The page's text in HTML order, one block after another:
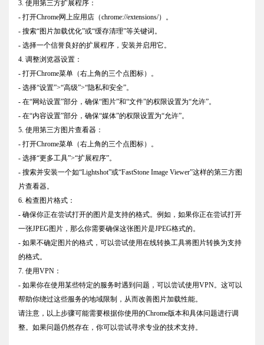
3. 使用第三方扩展程序：
- 打开Chrome网上应用店（chrome://extensions/）。
- 搜索“图片加载优化”或“缓存清理”等关键词。
- 选择一个信誉良好的扩展程序，安装并启用它。
4. 调整浏览器设置：
- 打开Chrome菜单（右上角的三个点图标）。
- 选择“设置”>“高级”>“隐私和安全”。
- 在“网站设置”部分，确保“图片”和“文件”的权限设置为“允许”。
- 在“内容设置”部分，确保“媒体”的权限设置为“允许”。
5. 使用第三方图片查看器：
- 打开Chrome菜单（右上角的三个点图标）。
- 选择“更多工具”>“扩展程序”。
- 搜索并安装一个如“Lightshot”或“FastStone Image Viewer”这样的第三方图
片查看器。
6. 检查图片格式：
- 确保你正在尝试打开的图片是支持的格式。例如，如果你正在尝试打开
一张JPEG图片，那么你需要确保这张图片是JPEG格式的。
- 如果不确定图片的格式，可以尝试使用在线转换工具将图片转换为支持
的格式。
7. 使用VPN：
- 如果你在使用某些特定的服务时遇到问题，可以尝试使用VPN。这可以
帮助你绕过这些服务的地域限制，从而改善图片加载性能。
请注意，以上步骤可能需要根据你使用的Chrome版本和具体问题进行调
整。如果问题仍然存在，你可以尝试寻求专业的技术支持。